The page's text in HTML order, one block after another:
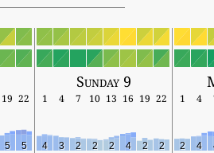
Sunday 9
19 22 1 4 7 10 13 16 19 22 1 4
5 5 4 3 2 2 2 4 2 2 2 4